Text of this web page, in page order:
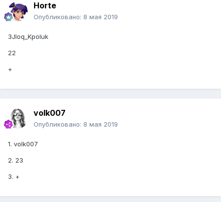
Horte
Опубликовано: 8 мая 2019
3Jloq_Kpoluk
22
+
volk007
Опубликовано: 8 мая 2019
1. volk007
2. 23
3. +